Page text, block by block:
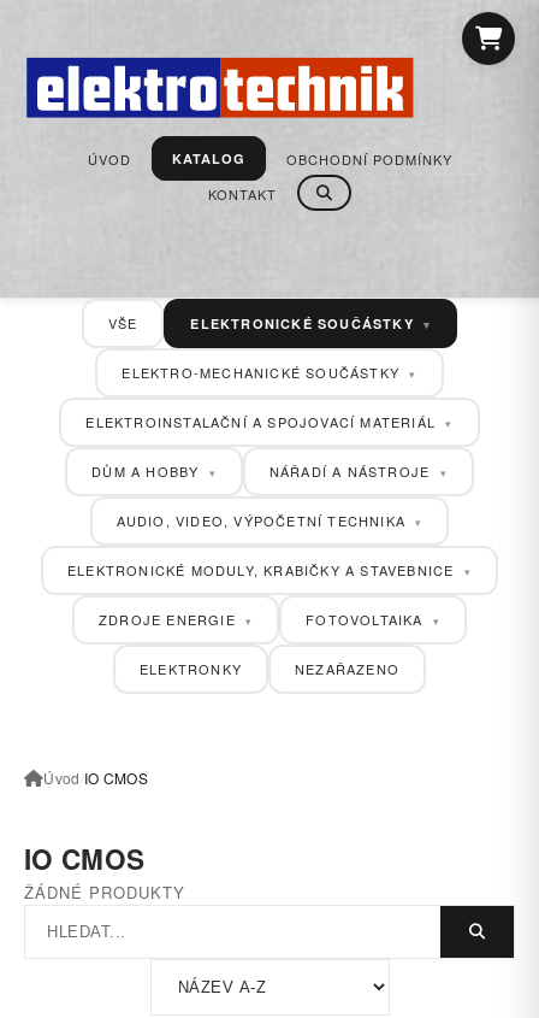
ÚVOD KATALOG
OBCHODNÍ PODMÍNKY
KONTAKT
VŠE ELEKTRONICKÉ SOUČÁSTKY ▾
ELEKTRO-MECHANICKÉ SOUČÁSTKY ▾
ELEKTROINSTALAČNÍ A SPOJOVACÍ MATERIÁL ▾
DŮM A HOBBY ▾ NÁŘADÍ A NÁSTROJE ▾
AUDIO, VIDEO, VÝPOČETNÍ TECHNIKA ▾
ELEKTRONICKÉ MODULY, KRABIČKY A STAVEBNICE ▾
ZDROJE ENERGIE ▾ FOTOVOLTAIKA ▾
ELEKTRONKY NEZAŘAZENO
Úvod IO CMOS
IO CMOS
ŽÁDNÉ PRODUKTY